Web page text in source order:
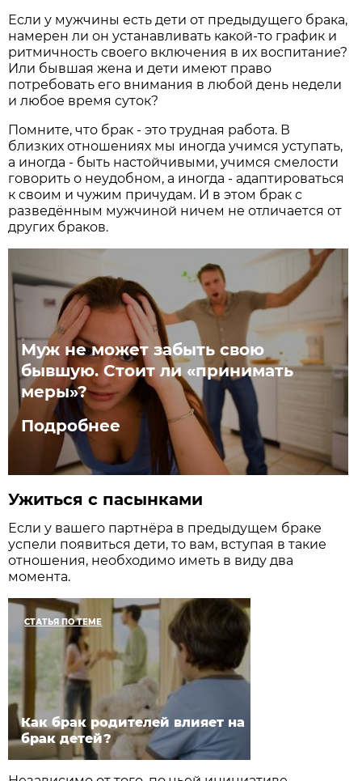
Если у мужчины есть дети от предыдущего брака,
намерен ли он устанавливать какой-то график и
ритмичность своего включения в их воспитание?
Или бывшая жена и дети имеют право
потребовать его внимания в любой день недели
и любое время суток?
Помните, что брак - это трудная работа. В
близких отношениях мы иногда учимся уступать,
а иногда - быть настойчивыми, учимся смелости
говорить о неудобном, а иногда - адаптироваться
к своим и чужим причудам. И в этом брак с
разведённым мужчиной ничем не отличается от
других браков.
Муж не может забыть свою
бывшую. Стоит ли «принимать
меры»?
Подробнее
Ужиться с пасынками
Если у вашего партнёра в предыдущем браке
успели появиться дети, то вам, вступая в такие
отношения, необходимо иметь в виду два
момента.
СТАТЬЯ ПО ТЕМЕ
Как брак родителей влияет на
брак детей?